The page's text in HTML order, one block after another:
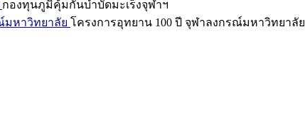
กองทุนภูมิคุ้มกันบำบัดมะเร็งจุฬาฯ
มหาวิทยาลัย โครงการอุทยาน 100 ปี จุฬาลงกรณ์มหาวิทยาลัย